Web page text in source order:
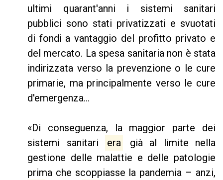
ultimi quarant'anni i sistemi sanitari
pubblici sono stati privatizzati e svuotati
di fondi a vantaggio del profitto privato e
del mercato. La spesa sanitaria non è stata
indirizzata verso la prevenzione o le cure
primarie, ma principalmente verso le cure
d'emergenza...
«Di conseguenza, la maggior parte dei
sistemi sanitari
era
già al limite nella
gestione delle malattie e delle patologie
prima che scoppiasse la pandemia – anzi,